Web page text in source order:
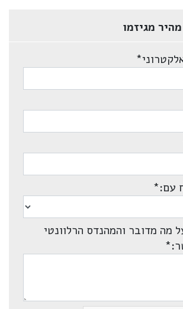
מגיזמו
*
עם:*
מה מדובר והמהנדס הרלוונטי
*